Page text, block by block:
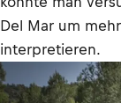
Del Mar um
interpretieren.